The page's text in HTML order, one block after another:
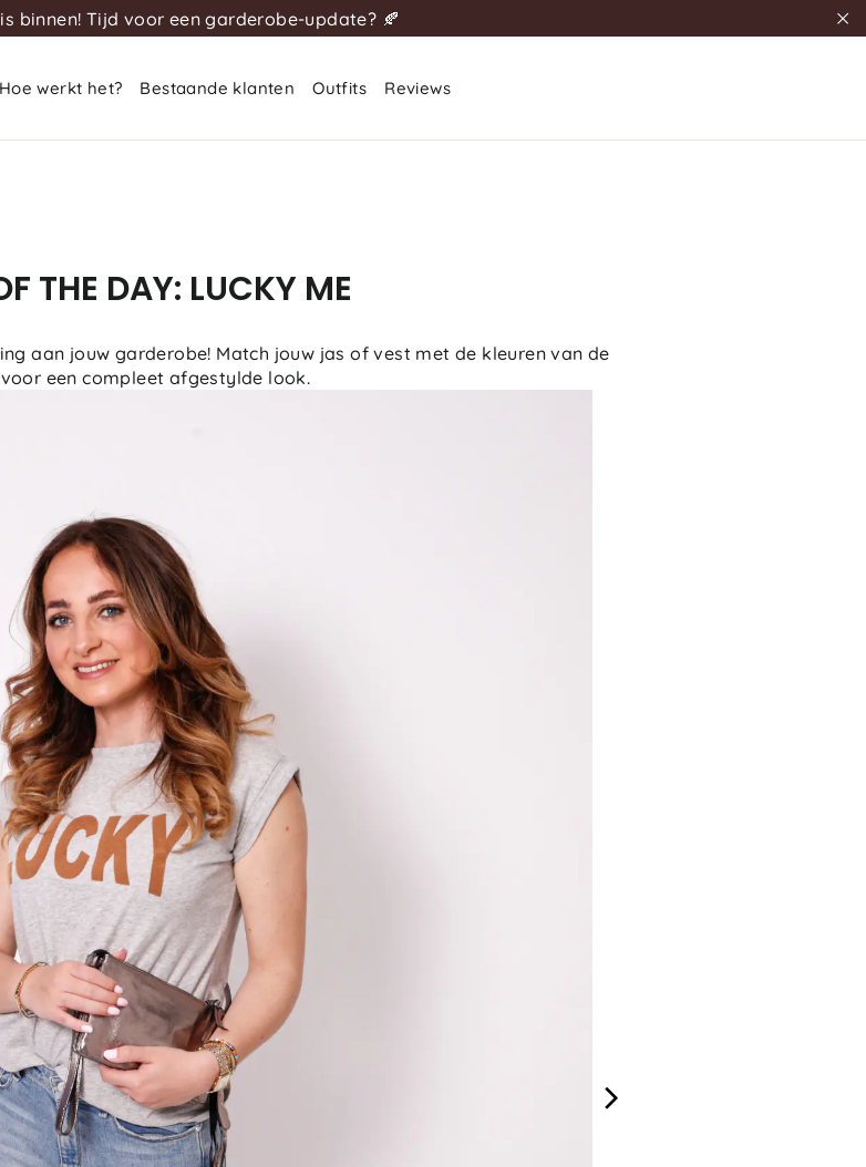
binnen! Tijd voor een garderobe-update? 🍂
""
Hoe werkt het? Bestaande klanten Outfits Reviews
THE DAY: LUCKY ME
aan jouw garderobe! Match jouw jas of vest met de kleuren van de
een compleet afgestylde look.